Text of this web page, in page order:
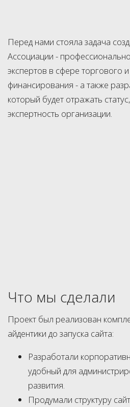
Перед нами стояла задача
Ассоциации -
экспертов в сфере торгового
финансирования - а также
который будет отражать
экспертность организации.
Что мы сделали
Проект был реализован
айдентики до запуска сайта:
Разработали
удобный для
развития.
Продумали структуру